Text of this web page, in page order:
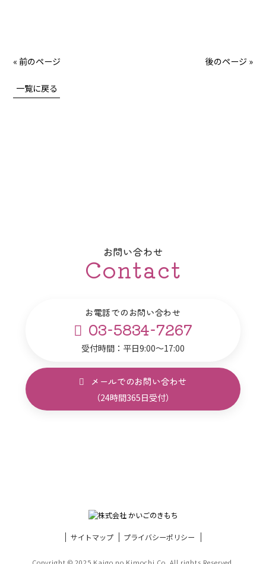
« 前のページ 後のページ »
一覧に戻る
お問い合わせ
Contact
お電話でのお問い合わせ
03-5834-7267
受付時間：平日9:00～17:00
メールでのお問い合わせ
（24時間365日受付）
サイトマップ プライバシーポリシー